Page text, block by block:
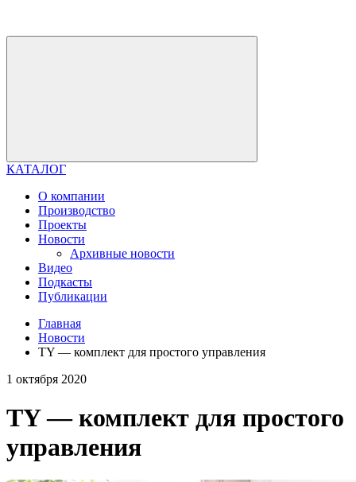
КАТАЛОГ
О компании
Производство
Проекты
Новости
Архивные новости
Видео
Подкасты
Публикации
Главная
Новости
TY — комплект для простого управления
1 октября 2020
TY — комплект для простого
управления